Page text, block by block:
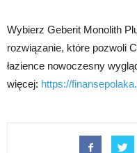
Wybierz Geberit Monolith
rozwiązanie, które pozwoli
łazience nowoczesny
więcej: https://